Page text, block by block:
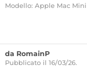
Modello: Apple Mac Mini
da RomainP
Pubblicato il 16/03/26.